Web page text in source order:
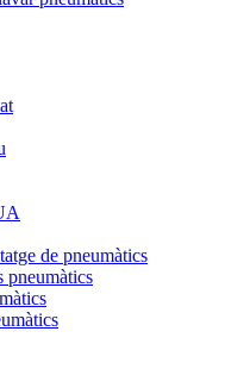
de pneumàtics
pneumàtics